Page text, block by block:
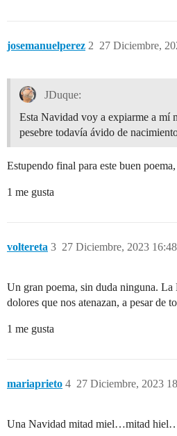
josemanuelperez 27 Diciembre,
2
JDuque:
Esta Navidad voy a expiarme a mí
pesebre todavía ávido de
Estupendo final para este buen
1 me gusta
voltereta 27 Diciembre, 2023 16:48
3
Un gran poema, sin duda ninguna.
dolores que nos atenazan, a pesar de
1 me gusta
mariaprieto 27 Diciembre, 2023
4
Una Navidad mitad miel…mitad